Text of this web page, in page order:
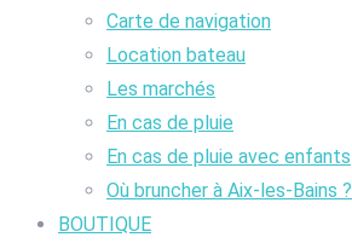
Carte de navigation
Location bateau
Les marchés
En cas de pluie
En cas de pluie avec enfants
Où bruncher à Aix-les-Bains ?
BOUTIQUE